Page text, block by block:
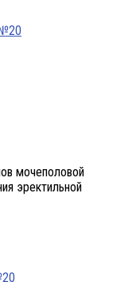
мочеполовой
эректильной